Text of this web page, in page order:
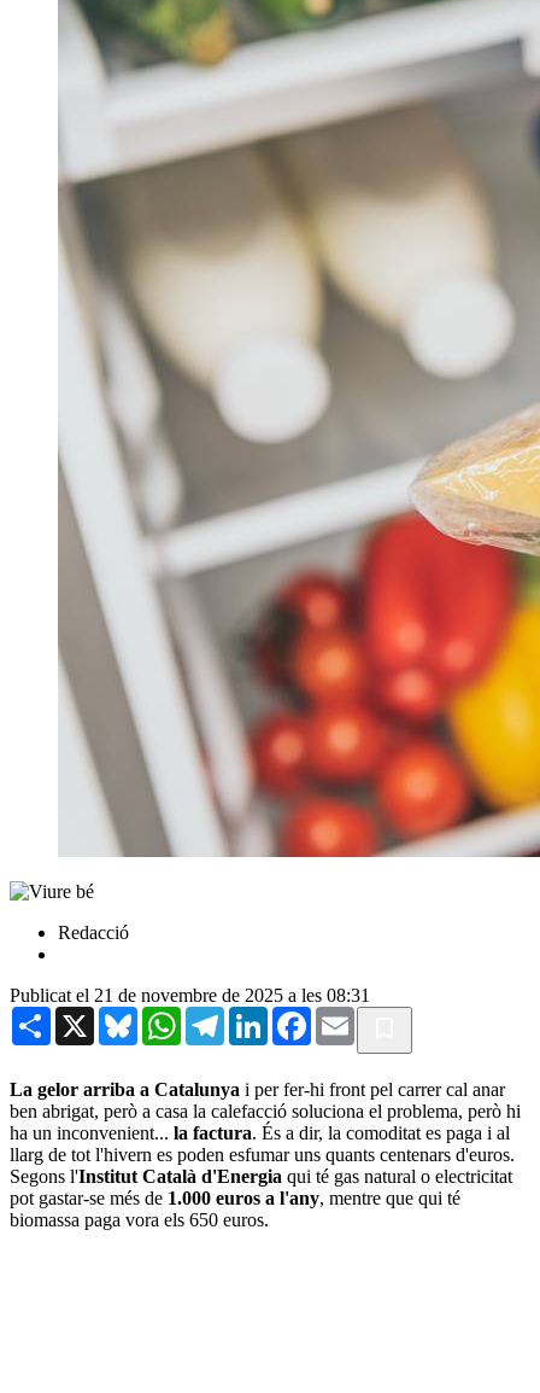
Redacció
Publicat el 21 de novembre de 2025 a les 08:31
Share X BlueskyWhatsAppTelegramLinkedInFacebook
Email
La gelor arriba a Catalunya i per fer-hi front pel carrer cal anar
ben abrigat, però a casa la calefacció soluciona el problema, però hi
ha un inconvenient... la factura. És a dir, la comoditat es paga i al
llarg de tot l'hivern es poden esfumar uns quants centenars d'euros.
Segons l'Institut Català d'Energia qui té gas natural o electricitat
pot gastar-se més de 1.000 euros a l'any, mentre que qui té
biomassa paga vora els 650 euros.